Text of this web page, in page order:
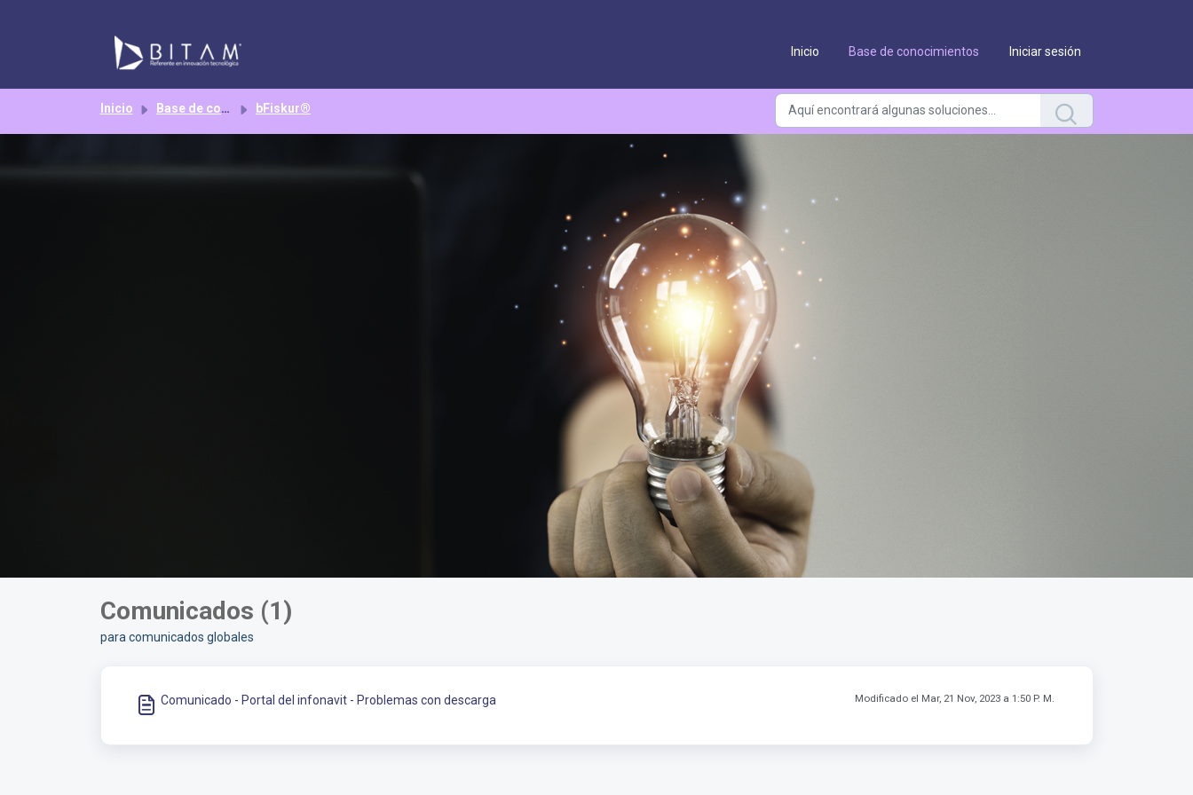
Inicio Base de conocimientos Iniciar sesión
Inicio Base de conocimientos bFiskur®
Comunicados (1)
para comunicados globales
Comunicado - Portal del infonavit - Problemas con descarga Modificado el Mar, 21 Nov, 2023 a 1:50 P. M.